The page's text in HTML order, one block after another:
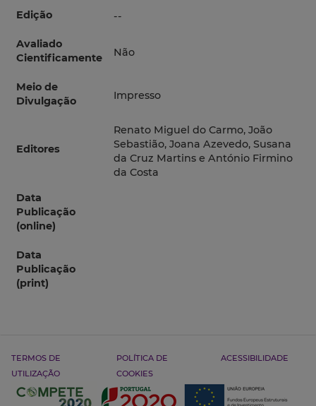
Edição --
Avaliado
Cientificamente
Não
Meio de
Divulgação
Impresso
Editores
Renato Miguel do Carmo, João
Sebastião, Joana Azevedo, Susana
da Cruz Martins e António Firmino
da Costa
Data
Publicação
(online)
Data
Publicação
(print)
TERMOS DE
UTILIZAÇÃO
POLÍTICA DE
COOKIES
ACESSIBILIDADE